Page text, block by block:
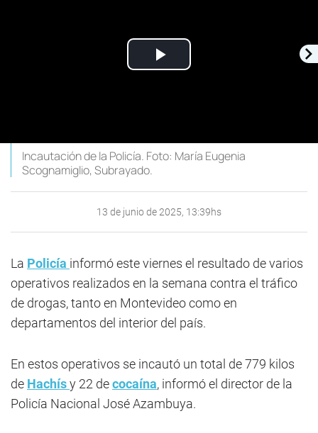
Play
Incautación de la Policía. Foto: María Eugenia
Scognamiglio, Subrayado.
13 de junio de 2025, 13:39hs
La Policía informó este viernes el resultado de varios
operativos realizados en la semana contra el tráfico
de drogas, tanto en Montevideo como en
departamentos del interior del país.
En estos operativos se incautó un total de 779 kilos
de Hachísy 22 decocaína, informó el director de la
Policía Nacional José Azambuya.